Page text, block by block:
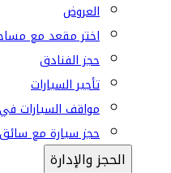
العروض
اختر مقعد مع
حجز الفنادق
تأجير السيارات
مواقف السيارات
حجز سيارة مع سائق
الحجز والإدارة